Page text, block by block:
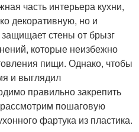
часть интерьера кухни,
декоративную, но и
стены от брызг
которые неизбежно
пищи. Однако, чтобы
и выглядил
правильно закрепить
пошаговую
фартука из пластика.